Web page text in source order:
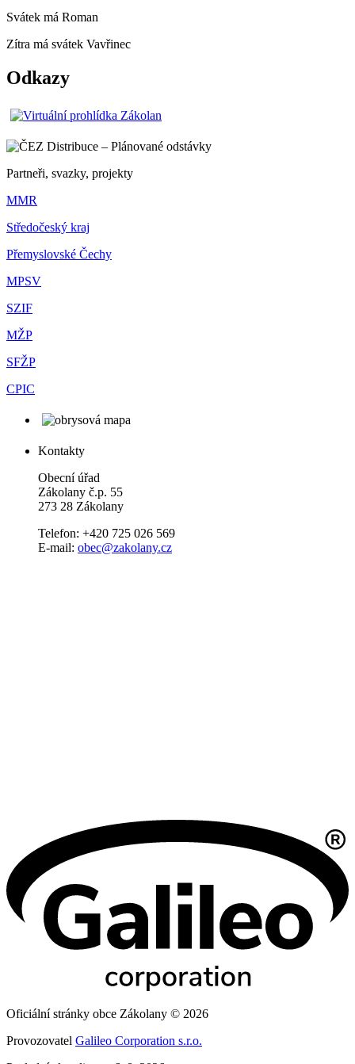
Svátek má Roman
Zítra má svátek Vavřinec
Odkazy
Partneři, svazky, projekty
MMR
Středočeský kraj
Přemyslovské Čechy
MPSV
SZIF
MŽP
SFŽP
CPIC
Kontakty
Obecní úřad
Zákolany č.p. 55
273 28 Zákolany
Telefon: +420 725 026 569
E-mail: obec@zakolany.cz
Oficiální stránky obce Zákolany © 2026
Provozovatel Galileo Corporation s.r.o.